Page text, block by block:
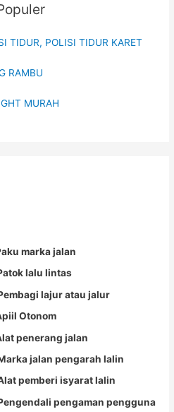
TIDUR, POLISI TIDUR KARET
RAMBU
MURAH
marka jalan
lalu lintas
lajur atau jalur
Otonom
penerang jalan
jalan pengarah lalin
pemberi isyarat lalin
pengaman pengguna